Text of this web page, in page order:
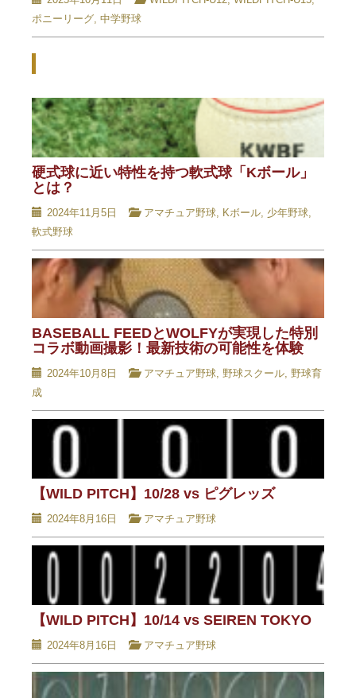
ポニーリーグ 中学野球
硬式球に近い特性を持つ軟式球「Kボール」
とは？
2024年11月5日 アマチュア野球 Kボール 少年野球
軟式野球
BASEBALL FEEDとWOLFYが実現した特別
コラボ動画撮影！最新技術の可能性を体験
2024年10月8日 アマチュア野球 野球スクール 野球育
成
【WILD PITCH】10/28 vs ピグレッズ
2024年8月16日 アマチュア野球
【WILD PITCH】10/14 vs SEIREN TOKYO
2024年8月16日 アマチュア野球